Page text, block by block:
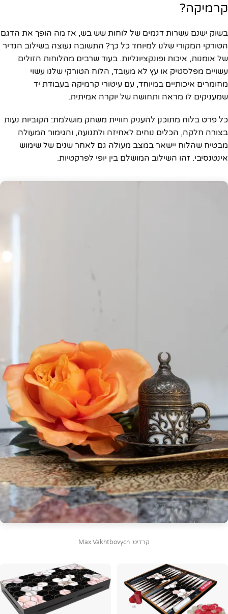
קרמיקה?
בשוק ישנם עשרות דגמים של לוחות שש בש, אז מה הופך את הדגם
הטורקי המקורי שלנו למיוחד כל כך? התשובה נעוצה בשילוב הנדיר
של אומנות, איכות ופונקציונליות. בעוד שרבים מהלוחות הזולים
עשויים מפלסטיק או עץ לא מעובד, הלוח הטורקי שלנו עשוי
מחומרים איכותיים במיוחד, עם עיטורי קרמיקה בעבודת יד
שמעניקים לו מראה ותחושה של יוקרה אמיתית.
כל פרט בלוח מתוכנן להעניק חוויית משחק מושלמת: הקוביות נעות
בצורה חלקה, הכלים נוחים לאחיזה ולתנועה, והגימור המעולה
מבטיח שהלוח יישאר במצב מעולה גם לאחר שנים של שימוש
אינטנסיבי. זהו השילוב המושלם בין יופי לפרקטיות.
קרדיט: Max Vakhtbovycn